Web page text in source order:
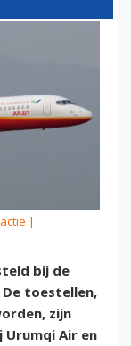
|
bij de
De toestellen,
zijn
Air en